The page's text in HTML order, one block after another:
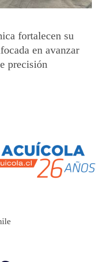
fortalecen su
en avanzar
precisión